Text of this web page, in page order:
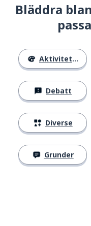
Bläddra
Aktiviteter
Debatt
Diverse
Grunder